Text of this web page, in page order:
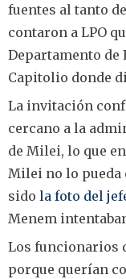
fuentes al tanto
contaron a LPO
Departamento de
Capitolio donde
La invitación
cercano a la
de Milei, lo que
Milei no lo pueda
sido la foto del
Menem
Los funcionarios
porque querían